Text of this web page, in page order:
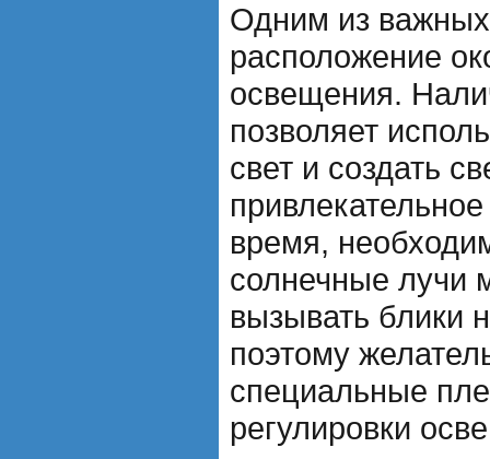
Одним из
расположение
освещения.
позволяет
свет и создать
время,
солнечные лучи
вызывать блики
поэтому
специальные
регулировки